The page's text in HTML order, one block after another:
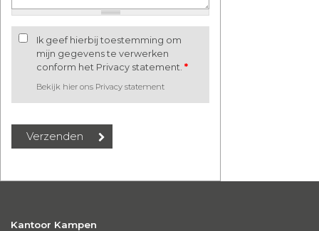
Ik geef hierbij toestemming om
mijn gegevens te verwerken
conform het Privacy statement. *
Bekijk hier ons Privacy statement
Kantoor Kampen